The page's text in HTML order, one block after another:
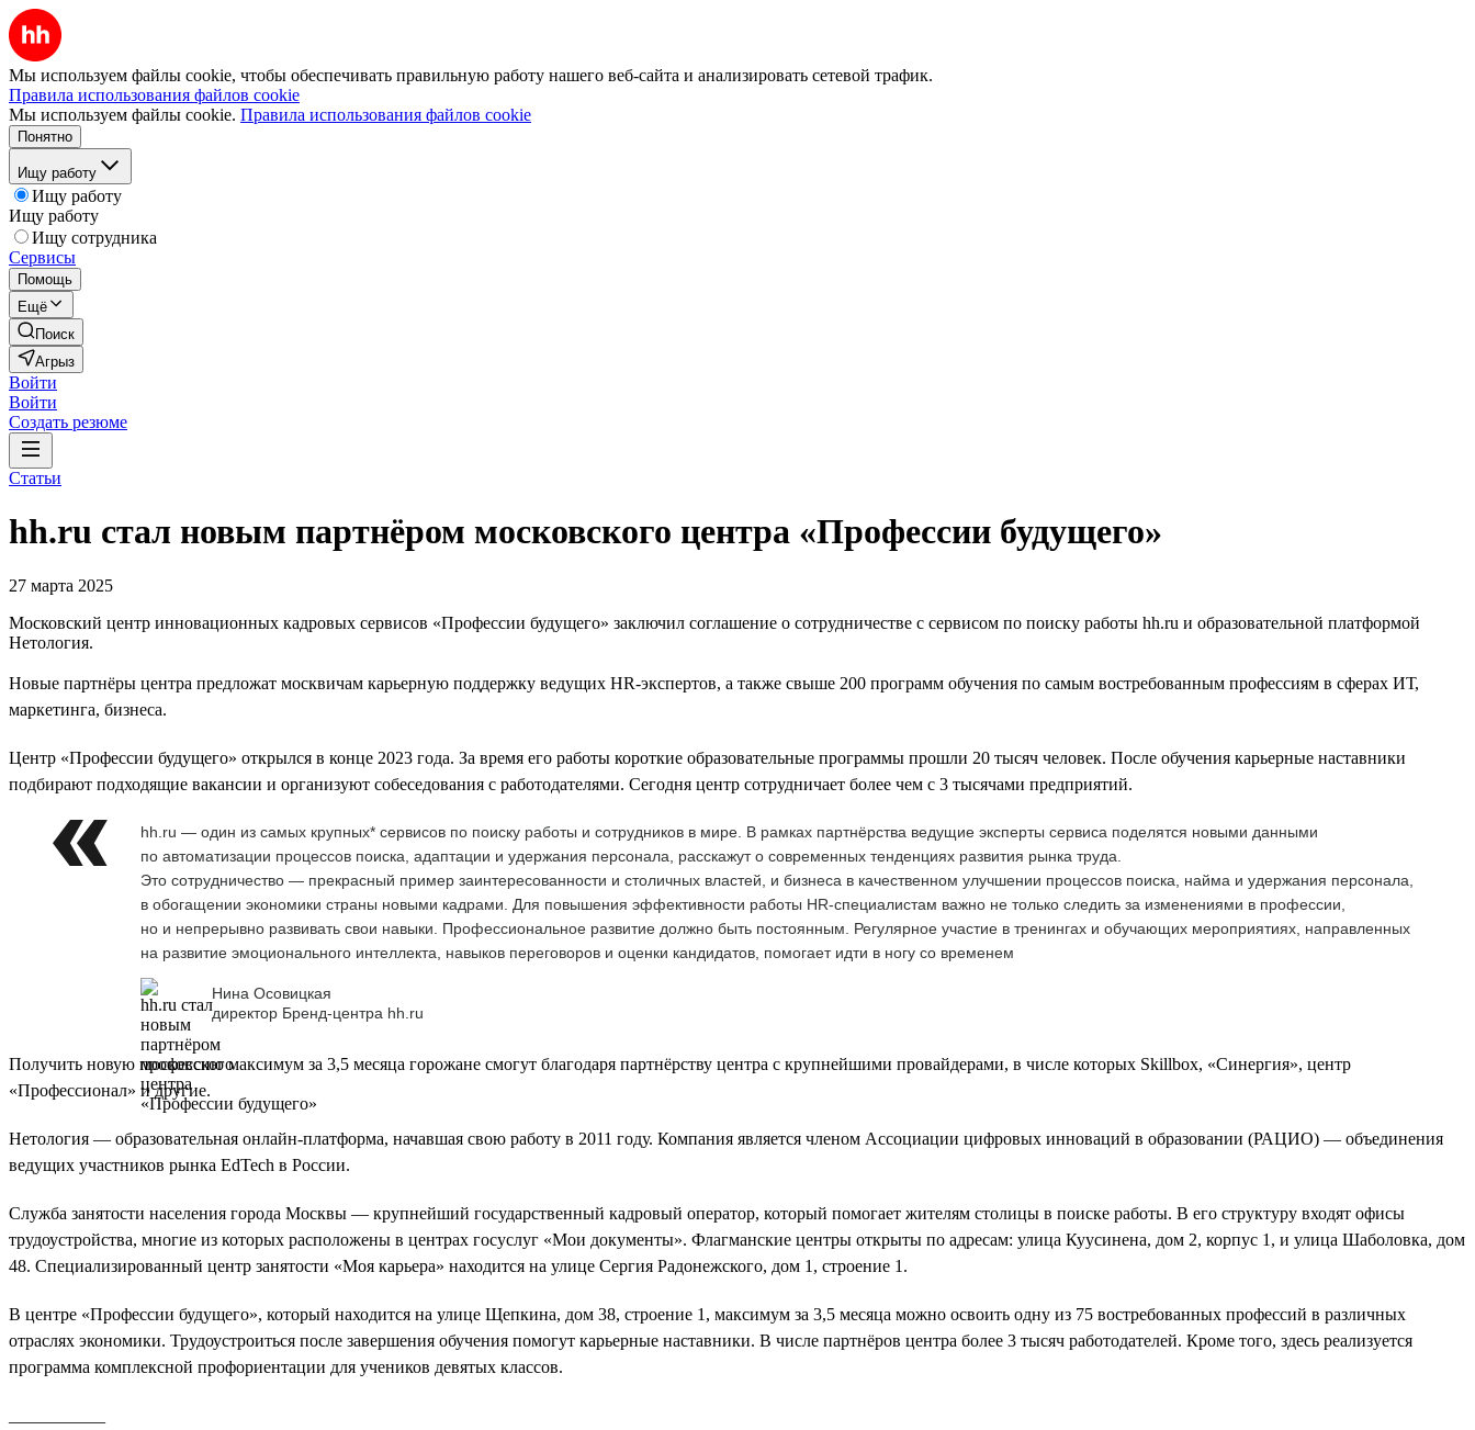
Мы используем файлы cookie, чтобы обеспечивать правильную работу нашего веб-сайта и анализировать сетевой трафик.
Правила использования файлов cookie
Мы используем файлы cookie. Правила использования файлов cookie
Понятно
Ищу работу
Ищу работу
Ищу работу
Ищу сотрудника
Сервисы
Помощь
Ещё
Поиск
Агрыз
Войти
Войти
Создать резюме
Статьи
hh.ru стал новым партнёром московского центра «Профессии будущего»
27 марта 2025
Московский центр инновационных кадровых сервисов «Профессии будущего» заключил соглашение о сотрудничестве с сервисом по поиску работы hh.ru и образовательной платформой
Нетология.
Новые партнёры центра предложат москвичам карьерную поддержку ведущих HR-экспертов, а также свыше 200 программ обучения по самым востребованным профессиям в сферах ИТ,
маркетинга, бизнеса.
Центр «Профессии будущего» открылся в конце 2023 года. За время его работы короткие образовательные программы прошли 20 тысяч человек. После обучения карьерные наставники
подбирают подходящие вакансии и организуют собеседования с работодателями. Сегодня центр сотрудничает более чем с 3 тысячами предприятий.
hh.ru — один из самых крупных* сервисов по поиску работы и сотрудников в мире. В рамках партнёрства ведущие эксперты сервиса поделятся новыми данными
по автоматизации процессов поиска, адаптации и удержания персонала, расскажут о современных тенденциях развития рынка труда.
Это сотрудничество — прекрасный пример заинтересованности и столичных властей, и бизнеса в качественном улучшении процессов поиска, найма и удержания персонала,
в обогащении экономики страны новыми кадрами. Для повышения эффективности работы HR-специалистам важно не только следить за изменениями в профессии,
но и непрерывно развивать свои навыки. Профессиональное развитие должно быть постоянным. Регулярное участие в тренингах и обучающих мероприятиях, направленных
на развитие эмоционального интеллекта, навыков переговоров и оценки кандидатов, помогает идти в ногу со временем
Нина Осовицкая
директор Бренд-центра hh.ru
Получить новую профессию максимум за 3,5 месяца горожане смогут благодаря партнёрству центра с крупнейшими провайдерами, в числе которых Skillbox, «Синергия», центр
«Профессионал» и другие.
Нетология — образовательная онлайн-платформа, начавшая свою работу в 2011 году. Компания является членом Ассоциации цифровых инноваций в образовании (РАЦИО) — объединения
ведущих участников рынка EdTech в России.
Служба занятости населения города Москвы — крупнейший государственный кадровый оператор, который помогает жителям столицы в поиске работы. В его структуру входят офисы
трудоустройства, многие из которых расположены в центрах госуслуг «Мои документы». Флагманские центры открыты по адресам: улица Куусинена, дом 2, корпус 1, и улица Шаболовка, дом
48. Специализированный центр занятости «Моя карьера» находится на улице Сергия Радонежского, дом 1, строение 1.
В центре «Профессии будущего», который находится на улице Щепкина, дом 38, строение 1, максимум за 3,5 месяца можно освоить одну из 75 востребованных профессий в различных
отраслях экономики. Трудоустроиться после завершения обучения помогут карьерные наставники. В числе партнёров центра более 3 тысяч работодателей. Кроме того, здесь реализуется
программа комплексной профориентации для учеников девятых классов.